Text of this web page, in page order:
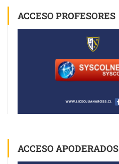
ACCESO PROFESORES
ACCESO APODERADOS